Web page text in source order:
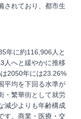
されており、都市生
年に約116,906人と
人へと緩やかに推移
2050年には23.26%
平均を下回る水準が
・繁華街として就労
減少よりも年齢構成
す。商業・医療・交